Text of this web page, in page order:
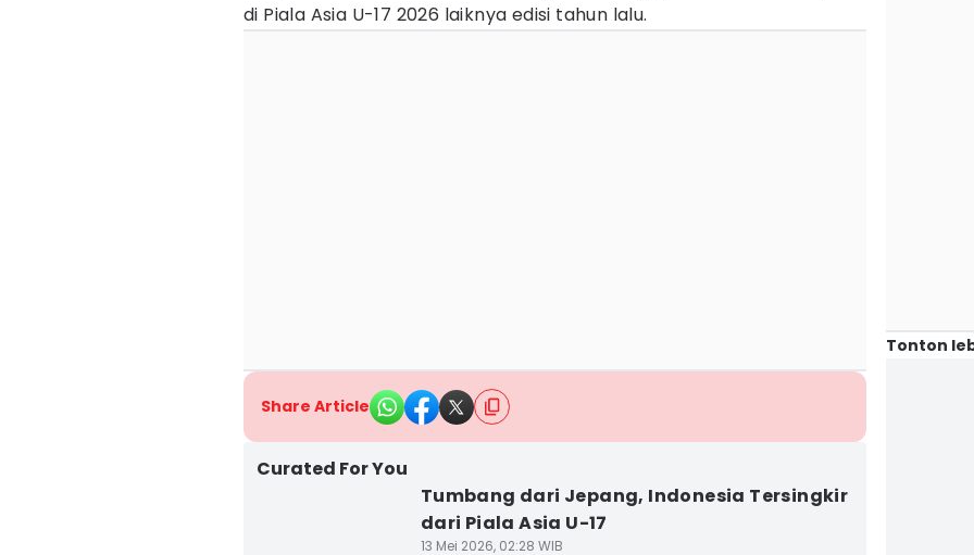
di Piala Asia U-17 2026 laiknya edisi tahun lalu.
Share Article
Curated For You
Tumbang dari Jepang, Indonesia Tersingkir
dari Piala Asia U-17
13 Mei 2026, 02:28 WIB
Tonton